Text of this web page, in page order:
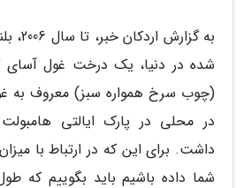
به
(چوب سرخ همواره سبز) معروف به
در محلی در پارک ایالتی هامبولت
داشت. برای این که در ارتباط با
شما داده باشیم باید بگوییم که